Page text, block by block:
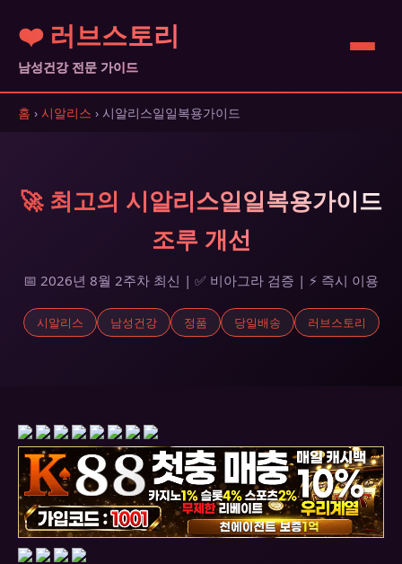
❤️ 러브스토리
남성건강 전문 가이드
홈 › 시알리스 › 시알리스일일복용가이드
🚀 최고의 시알리스일일복용가이드
조루 개선
📅 2026년 8월 2주차 최신 | ✅ 비아그라 검증 | ⚡ 즉시 이용
시알리스 남성건강 정품 당일배송 러브스토리